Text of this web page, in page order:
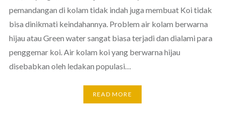
pemandangan di kolam tidak indah juga membuat Koi tidak
bisa dinikmati keindahannya. Problem air kolam berwarna
hijau atau Green water sangat biasa terjadi dan dialami para
penggemar koi. Air kolam koi yang berwarna hijau
disebabkan oleh ledakan populasi…
READ MORE